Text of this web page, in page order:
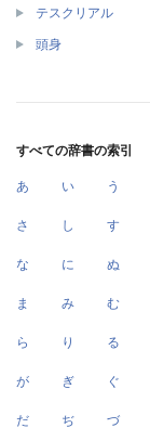
テスクリアル
頭身
すべての辞書の索引
あ い う
さ し す
な に ぬ
ま み む
ら り る
が ぎ ぐ
だ ぢ づ